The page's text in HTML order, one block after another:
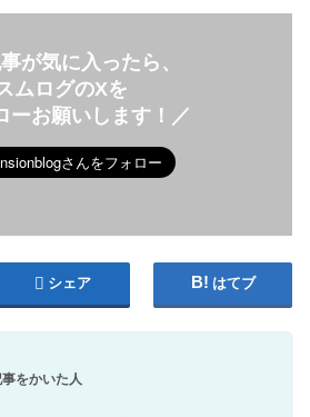
が気に入ったら、
ムログのXを
ーお願いします！／
シェア はてブ
をかいた人